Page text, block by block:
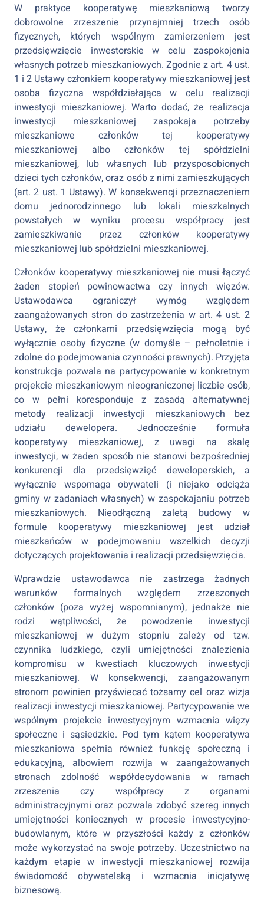
W praktyce kooperatywę mieszkaniową tworzy
dobrowolne zrzeszenie przynajmniej trzech osób
fizycznych, których wspólnym zamierzeniem jest
przedsięwzięcie inwestorskie w celu zaspokojenia
własnych potrzeb mieszkaniowych. Zgodnie z art. 4 ust.
1 i 2 Ustawy członkiem kooperatywy mieszkaniowej jest
osoba fizyczna współdziałająca w celu realizacji
inwestycji mieszkaniowej. Warto dodać, że realizacja
inwestycji mieszkaniowej zaspokaja potrzeby
mieszkaniowe członków tej kooperatywy
mieszkaniowej albo członków tej spółdzielni
mieszkaniowej, lub własnych lub przysposobionych
dzieci tych członków, oraz osób z nimi zamieszkujących
(art. 2 ust. 1 Ustawy). W konsekwencji przeznaczeniem
domu jednorodzinnego lub lokali mieszkalnych
powstałych w wyniku procesu współpracy jest
zamieszkiwanie przez członków kooperatywy
mieszkaniowej lub spółdzielni mieszkaniowej.
Członków kooperatywy mieszkaniowej nie musi łączyć
żaden stopień powinowactwa czy innych więzów.
Ustawodawca ograniczył wymóg względem
zaangażowanych stron do zastrzeżenia w art. 4 ust. 2
Ustawy, że członkami przedsięwzięcia mogą być
wyłącznie osoby fizyczne (w domyśle – pełnoletnie i
zdolne do podejmowania czynności prawnych). Przyjęta
konstrukcja pozwala na partycypowanie w konkretnym
projekcie mieszkaniowym nieograniczonej liczbie osób,
co w pełni koresponduje z zasadą alternatywnej
metody realizacji inwestycji mieszkaniowych bez
udziału dewelopera. Jednocześnie formuła
kooperatywy mieszkaniowej, z uwagi na skalę
inwestycji, w żaden sposób nie stanowi bezpośredniej
konkurencji dla przedsięwzięć deweloperskich, a
wyłącznie wspomaga obywateli (i niejako odciąża
gminy w zadaniach własnych) w zaspokajaniu potrzeb
mieszkaniowych. Nieodłączną zaletą budowy w
formule kooperatywy mieszkaniowej jest udział
mieszkańców w podejmowaniu wszelkich decyzji
dotyczących projektowania i realizacji przedsięwzięcia.
Wprawdzie ustawodawca nie zastrzega żadnych
warunków formalnych względem zrzeszonych
członków (poza wyżej wspomnianym), jednakże nie
rodzi wątpliwości, że powodzenie inwestycji
mieszkaniowej w dużym stopniu zależy od tzw.
czynnika ludzkiego, czyli umiejętności znalezienia
kompromisu w kwestiach kluczowych inwestycji
mieszkaniowej. W konsekwencji, zaangażowanym
stronom powinien przyświecać tożsamy cel oraz wizja
realizacji inwestycji mieszkaniowej. Partycypowanie we
wspólnym projekcie inwestycyjnym wzmacnia więzy
społeczne i sąsiedzkie. Pod tym kątem kooperatywa
mieszkaniowa spełnia również funkcję społeczną i
edukacyjną, albowiem rozwija w zaangażowanych
stronach zdolność współdecydowania w ramach
zrzeszenia czy współpracy z organami
administracyjnymi oraz pozwala zdobyć szereg innych
umiejętności koniecznych w procesie inwestycyjno-
budowlanym, które w przyszłości każdy z członków
może wykorzystać na swoje potrzeby. Uczestnictwo na
każdym etapie w inwestycji mieszkaniowej rozwija
świadomość obywatelską i wzmacnia inicjatywę
biznesową.